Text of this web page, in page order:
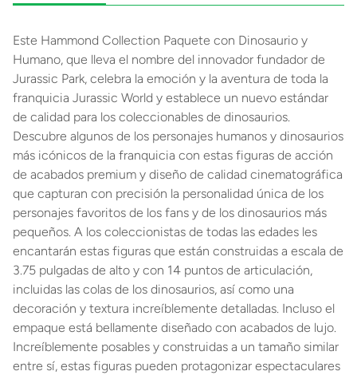
Este Hammond Collection Paquete con Dinosaurio y
Humano, que lleva el nombre del innovador fundador de
Jurassic Park, celebra la emoción y la aventura de toda la
franquicia Jurassic World y establece un nuevo estándar
de calidad para los coleccionables de dinosaurios.
Descubre algunos de los personajes humanos y dinosaurios
más icónicos de la franquicia con estas figuras de acción
de acabados premium y diseño de calidad cinematográfica
que capturan con precisión la personalidad única de los
personajes favoritos de los fans y de los dinosaurios más
pequeños. A los coleccionistas de todas las edades les
encantarán estas figuras que están construidas a escala de
3.75 pulgadas de alto y con 14 puntos de articulación,
incluidas las colas de los dinosaurios, así como una
decoración y textura increíblemente detalladas. Incluso el
empaque está bellamente diseñado con acabados de lujo.
Increíblemente posables y construidas a un tamaño similar
entre sí, estas figuras pueden protagonizar espectaculares